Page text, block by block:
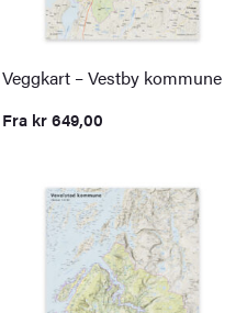
Veggkart – Vestby kommune
Fra kr649,00